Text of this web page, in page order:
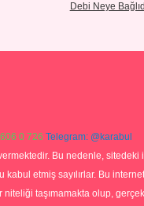
Debi Neye
0 726 Telegram: @karabul
Bu nedenle,
etmiş sayılırlar. Bu
taşımamakta olup,